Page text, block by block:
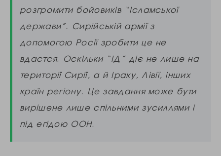
розгромити бойовиків “Ісламської
держави”. Сирійській армії з
допомогою Росії зробити це не
вдастся. Оскільки “ІД” діє не лише на
території Сирії, а й Іраку, Лівії, інших
країн регіону. Це завдання може бути
вирішене лише спільними зусиллями і
під егідою ООН.